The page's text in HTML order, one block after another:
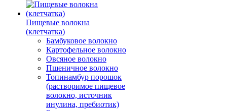
Пищевые волокна
(клетчатка)
Бамбуковое волокно
Картофельное волокно
Овсяное волокно
Пшеничное волокно
Топинамбур порошок
(растворимое пищевое
волокно, источник
инулина, пребиотик)